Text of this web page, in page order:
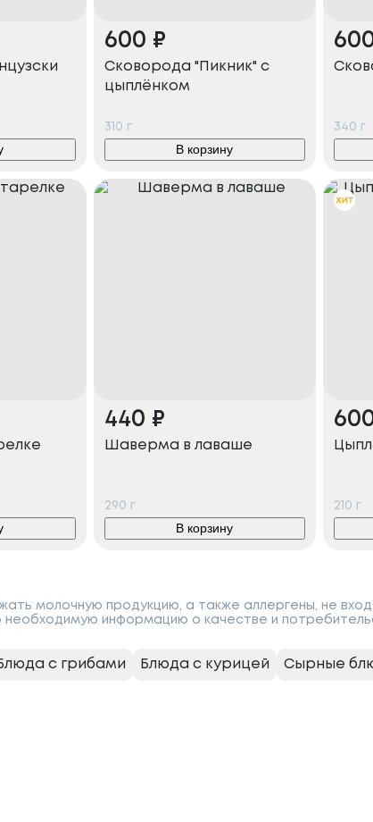
600 ₽
Сковорода "Пикник" с
цыплёнком
310 г
В корзину
340 г
440 ₽
Шаверма в лаваше
290 г
В корзину
210 г
молочную продукцию, а также аллергены, не
информацию о качестве и
с грибами Блюда с курицей Сырные